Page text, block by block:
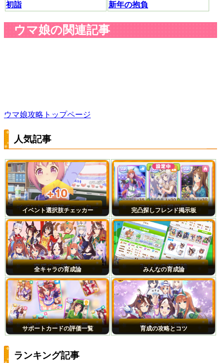
初詣
新年の抱負
ウマ娘の関連記事
ウマ娘攻略トップページ
人気記事
イベント選択肢チェッカー 完凸探しフレンド掲示板
全キャラの育成論 みんなの育成論
サポートカードの評価一覧 育成の攻略とコツ
ランキング記事